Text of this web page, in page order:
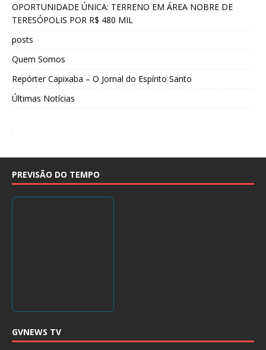
OPORTUNIDADE ÚNICA: TERRENO EM ÁREA NOBRE DE
TERESÓPOLIS POR R$ 480 MIL
posts
Quem Somos
Repórter Capixaba – O Jornal do Espírito Santo
Últimas Notícias
PREVISÃO DO TEMPO
GVNEWS TV